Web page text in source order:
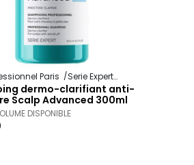
Paris Serie Expert
dermo-clarifiant anti-
Scalp Advanced 300ml
DISPONIBLE